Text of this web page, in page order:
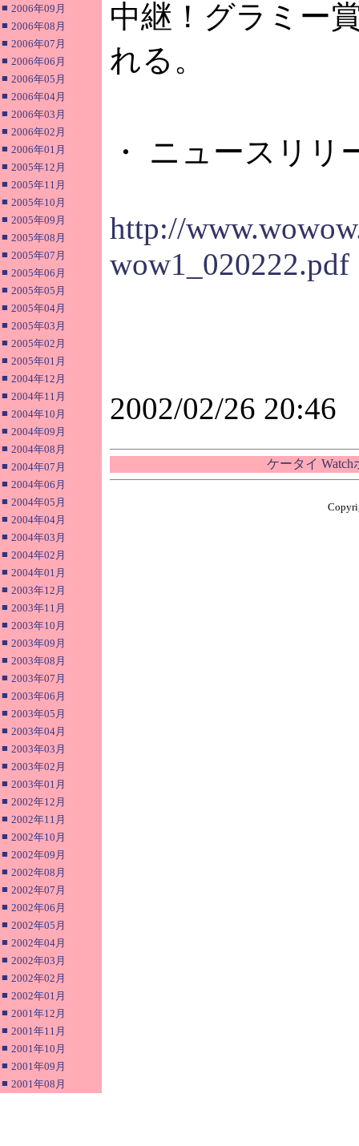
■ 2006年09月
■ 2006年08月
■ 2006年07月
■ 2006年06月
■ 2006年05月
■ 2006年04月
■ 2006年03月
■ 2006年02月
■ 2006年01月
■ 2005年12月
■ 2005年11月
■ 2005年10月
■ 2005年09月
■ 2005年08月
■ 2005年07月
■ 2005年06月
■ 2005年05月
■ 2005年04月
■ 2005年03月
■ 2005年02月
■ 2005年01月
■ 2004年12月
■ 2004年11月
■ 2004年10月
■ 2004年09月
■ 2004年08月
■ 2004年07月
■ 2004年06月
■ 2004年05月
■ 2004年04月
■ 2004年03月
■ 2004年02月
■ 2004年01月
■ 2003年12月
■ 2003年11月
■ 2003年10月
■ 2003年09月
■ 2003年08月
■ 2003年07月
■ 2003年06月
■ 2003年05月
■ 2003年04月
■ 2003年03月
■ 2003年02月
■ 2003年01月
■ 2002年12月
■ 2002年11月
■ 2002年10月
■ 2002年09月
■ 2002年08月
■ 2002年07月
■ 2002年06月
■ 2002年05月
■ 2002年04月
■ 2002年03月
■ 2002年02月
■ 2002年01月
■ 2001年12月
■ 2001年11月
■ 2001年10月
■ 2001年09月
■ 2001年08月
中継！グラミー
れる。
・ ニュースリリ
http://
wow1_020222.pdf
2002/02/26 20:46
ケータイ